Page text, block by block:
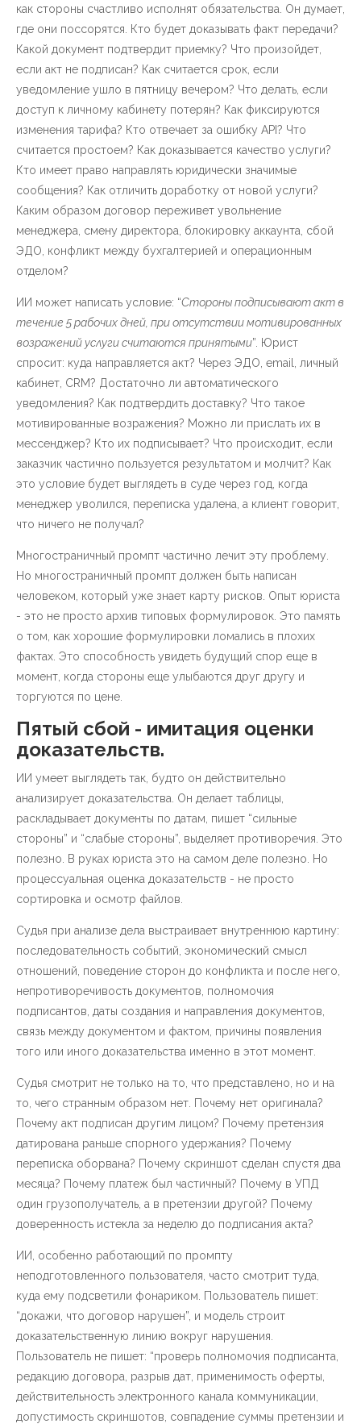
как стороны счастливо исполнят обязательства. Он думает,
где они поссорятся. Кто будет доказывать факт передачи?
Какой документ подтвердит приемку? Что произойдет,
если акт не подписан? Как считается срок, если
уведомление ушло в пятницу вечером? Что делать, если
доступ к личному кабинету потерян? Как фиксируются
изменения тарифа? Кто отвечает за ошибку API? Что
считается простоем? Как доказывается качество услуги?
Кто имеет право направлять юридически значимые
сообщения? Как отличить доработку от новой услуги?
Каким образом договор переживет увольнение
менеджера, смену директора, блокировку аккаунта, сбой
ЭДО, конфликт между бухгалтерией и операционным
отделом?
ИИ может написать условие: “Стороны подписывают акт в
течение 5 рабочих дней, при отсутствии мотивированных
возражений услуги считаются принятыми”. Юрист
спросит: куда направляется акт? Через ЭДО, email, личный
кабинет, CRM? Достаточно ли автоматического
уведомления? Как подтвердить доставку? Что такое
мотивированные возражения? Можно ли прислать их в
мессенджер? Кто их подписывает? Что происходит, если
заказчик частично пользуется результатом и молчит? Как
это условие будет выглядеть в суде через год, когда
менеджер уволился, переписка удалена, а клиент говорит,
что ничего не получал?
Многостраничный промпт частично лечит эту проблему.
Но многостраничный промпт должен быть написан
человеком, который уже знает карту рисков. Опыт юриста
- это не просто архив типовых формулировок. Это память
о том, как хорошие формулировки ломались в плохих
фактах. Это способность увидеть будущий спор еще в
момент, когда стороны еще улыбаются друг другу и
торгуются по цене.
Пятый сбой - имитация оценки
доказательств.
ИИ умеет выглядеть так, будто он действительно
анализирует доказательства. Он делает таблицы,
раскладывает документы по датам, пишет “сильные
стороны” и “слабые стороны”, выделяет противоречия. Это
полезно. В руках юриста это на самом деле полезно. Но
процессуальная оценка доказательств - не просто
сортировка и осмотр файлов.
Судья при анализе дела выстраивает внутреннюю картину:
последовательность событий, экономический смысл
отношений, поведение сторон до конфликта и после него,
непротиворечивость документов, полномочия
подписантов, даты создания и направления документов,
связь между документом и фактом, причины появления
того или иного доказательства именно в этот момент.
Судья смотрит не только на то, что представлено, но и на
то, чего странным образом нет. Почему нет оригинала?
Почему акт подписан другим лицом? Почему претензия
датирована раньше спорного удержания? Почему
переписка оборвана? Почему скриншот сделан спустя два
месяца? Почему платеж был частичный? Почему в УПД
один грузополучатель, а в претензии другой? Почему
доверенность истекла за неделю до подписания акта?
ИИ, особенно работающий по промпту
неподготовленного пользователя, часто смотрит туда,
куда ему подсветили фонариком. Пользователь пишет:
“докажи, что договор нарушен”, и модель строит
доказательственную линию вокруг нарушения.
Пользователь не пишет: “проверь полномочия подписанта,
редакцию договора, разрыв дат, применимость оферты,
действительность электронного канала коммуникации,
допустимость скриншотов, совпадение суммы претензии и